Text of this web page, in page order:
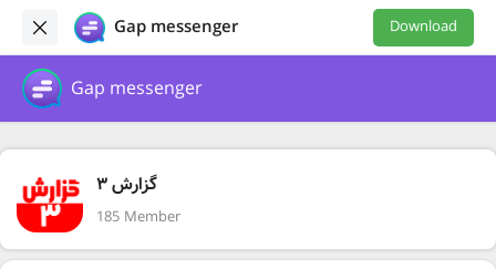
Gap messenger Download
Gap messenger
گزارش ۳
185 Member